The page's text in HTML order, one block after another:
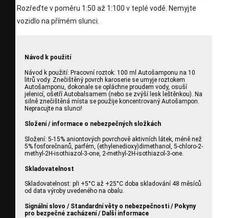
Rozřeďte v poměru 1:50 až 1:100 v teplé vodě. Nemyjte
vozidlo na přímém slunci.
Návod k použití
Návod k použití: Pracovní roztok: 100 ml Autošamponu na 10
litrů vody. Znečištěný povrch karoserie se umyje roztokem
Autošamponu, dokonale se opláchne proudem vody, osuší
jelenicí, ošetří Autobalsamem (nebo se zvýší lesk leštěnkou). Na
silně znečištěná místa se použije koncentrovaný Autošampon.
Nepracujte na slunci!
Složení / informace o nebezpečných složkách
Složení: 5-15% aniontových povrchově aktivních látek, méně než
5% fosforečnanů, parfém, (ethylenedioxy)dimethanol, 5-chloro-2-
methyl-2H-isothiazol-3-one, 2-methyl-2H-isothiazol-3-one.
Skladovatelnost
Skladovatelnost: při +5°C až +25°C doba skladování 48 měsíců
od data výroby uvedeného na obalu.
Signální slovo / Standardní věty o nebezpečnosti / Pokyny
pro bezpečné zacházení / Další informace